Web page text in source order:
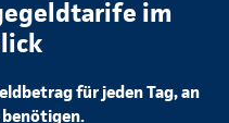
im
für jeden Tag, an
benötigen.